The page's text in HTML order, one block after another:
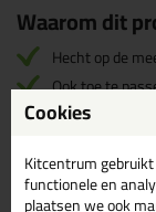
Waarom dit
Hecht op de
Ook toe te
Binnen en
Veilig en
Cookies
Kitcentrum
functionele en
plaatsen we ook